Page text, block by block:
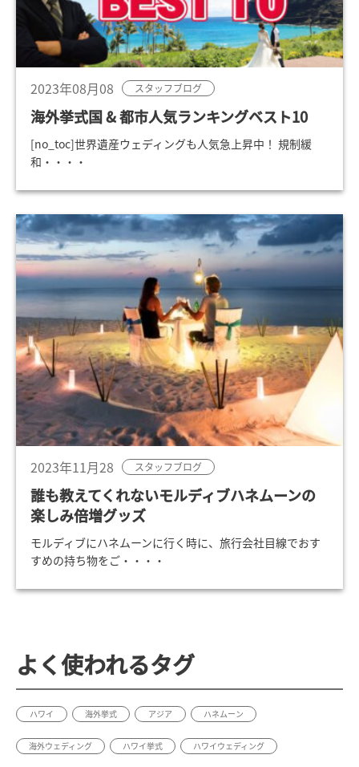
2023年08月08 スタッフブログ
海外挙式国 & 都市人気ランキングベスト10
[no_toc]世界遺産ウェディングも人気急上昇中！ 規制緩
和・・・・
2023年11月28 スタッフブログ
誰も教えてくれないモルディブハネムーンの
楽しみ倍増グッズ
モルディブにハネムーンに行く時に、旅行会社目線でおす
すめの持ち物をご・・・・
よく使われるタグ
ハワイ 海外挙式 アジア ハネムーン
海外ウェディング ハワイ挙式 ハワイウェディング